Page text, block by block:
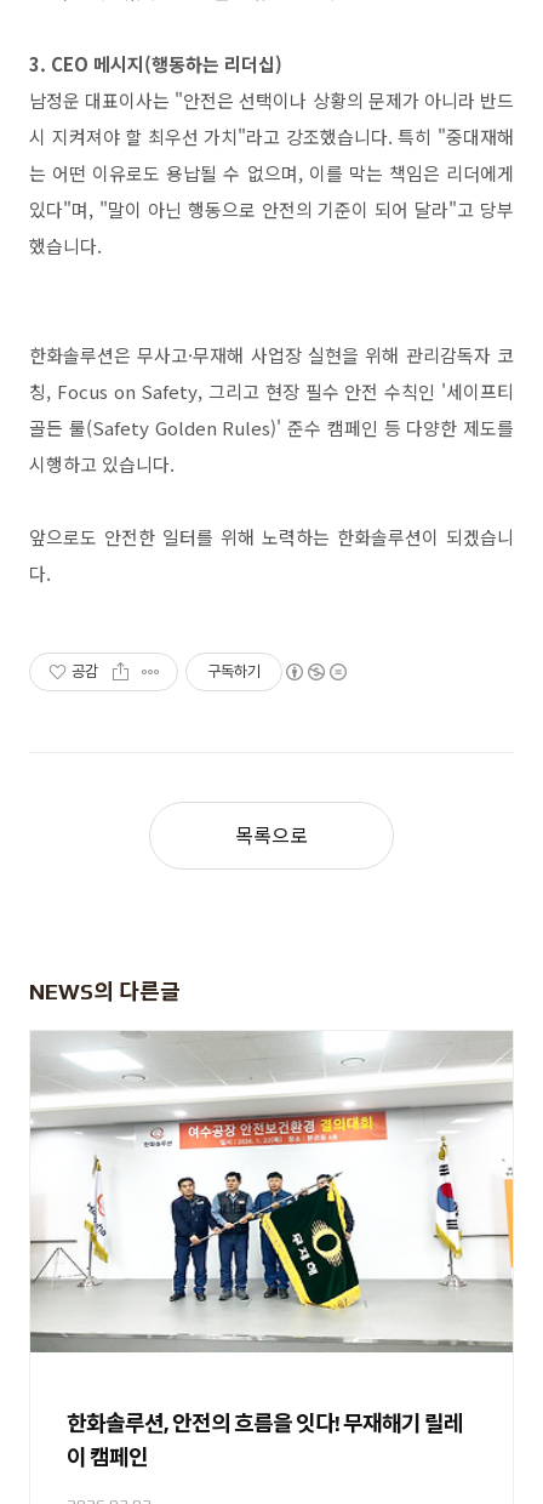
3. CEO 메시지(행동하는 리더십)
남정운 대표이사는 "안전은 선택이나 상황의 문제가 아니라 반드
시 지켜져야 할 최우선 가치"라고 강조했습니다.특히 "중대재해
는 어떤 이유로도 용납될 수 없으며, 이를 막는 책임은 리더에게
있다"며, "말이 아닌 행동으로 안전의 기준이 되어 달라"고 당부
했습니다.
한화솔루션은 무사고·무재해 사업장 실현을 위해 관리감독자 코
칭, Focus on Safety,그리고 현장 필수 안전 수칙인 '세이프티
골든 룰(Safety Golden Rules)' 준수 캠페인 등 다양한 제도를
시행하고 있습니다.
앞으로도 안전한 일터를 위해 노력하는 한화솔루션이 되겠습니
다.
공감 구독하기
목록으로
NEWS의 다른글
한화솔루션, 안전의 흐름을 잇다! 무재해기 릴레
이 캠페인